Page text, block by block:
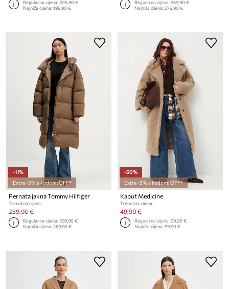
Regularna cijena:305,90 €
Najniža cijena:199,90 €
Regularna cijena:359,90 €
Najniža cijena:279,90 €
-11%
Extra -5% s kodom: OFF*
Pernata jakna Tommy Hilfiger
Trenutna cijena:
239,90 €
Regularna cijena:399,90 €
Najniža cijena:269,90 €
-50%
Extra -5% s kodom: OFF*
Kaput Medicine
Trenutna cijena:
49,90 €
Regularna cijena:99,90 €
Najniža cijena:99,90 €